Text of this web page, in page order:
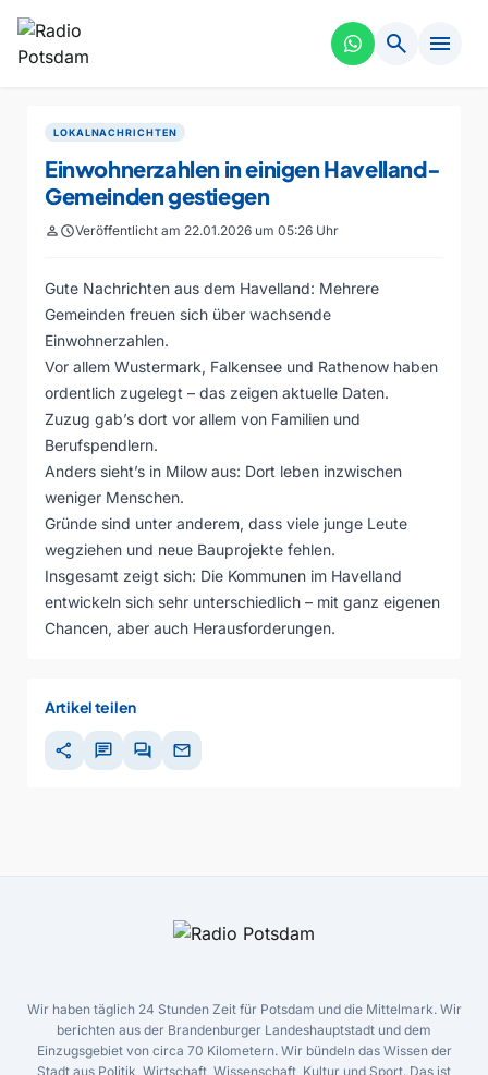
search menu
LOKALNACHRICHTEN
Einwohnerzahlen in einigen Havelland-
Gemeinden gestiegen
personscheduleVeröffentlicht am 22.01.2026 um 05:26 Uhr
Gute Nachrichten aus dem Havelland: Mehrere
Gemeinden freuen sich über wachsende
Einwohnerzahlen.
Vor allem Wustermark, Falkensee und Rathenow haben
ordentlich zugelegt – das zeigen aktuelle Daten.
Zuzug gab’s dort vor allem von Familien und
Berufspendlern.
Anders sieht’s in Milow aus: Dort leben inzwischen
weniger Menschen.
Gründe sind unter anderem, dass viele junge Leute
wegziehen und neue Bauprojekte fehlen.
Insgesamt zeigt sich: Die Kommunen im Havelland
entwickeln sich sehr unterschiedlich – mit ganz eigenen
Chancen, aber auch Herausforderungen.
Artikel teilen
share chat forum mail
Wir haben täglich 24 Stunden Zeit für Potsdam und die Mittelmark. Wir
berichten aus der Brandenburger Landeshauptstadt und dem
Einzugsgebiet von circa 70 Kilometern. Wir bündeln das Wissen der
Stadt aus Politik, Wirtschaft, Wissenschaft, Kultur und Sport. Das ist